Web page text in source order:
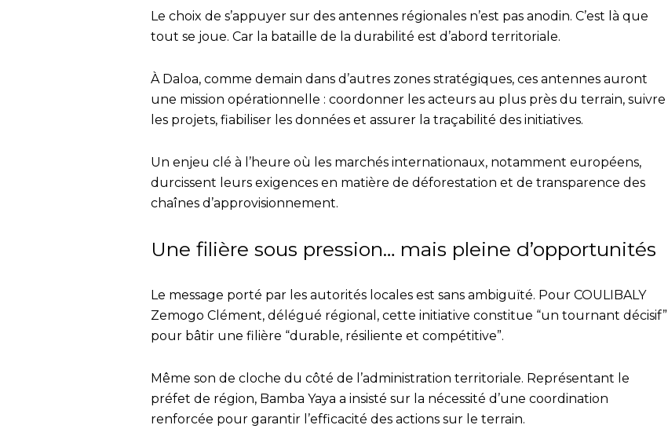
Le choix de s’appuyer sur des antennes régionales n’est pas anodin. C’est là que
tout se joue. Car la bataille de la durabilité est d’abord territoriale.
À Daloa, comme demain dans d’autres zones stratégiques, ces antennes auront
une mission opérationnelle : coordonner les acteurs au plus près du terrain, suivre
les projets, fiabiliser les données et assurer la traçabilité des initiatives.
Un enjeu clé à l’heure où les marchés internationaux, notamment européens,
durcissent leurs exigences en matière de déforestation et de transparence des
chaînes d’approvisionnement.
Une filière sous pression… mais pleine d’opportunités
Le message porté par les autorités locales est sans ambiguïté. Pour COULIBALY
Zemogo Clément, délégué régional, cette initiative constitue “un tournant décisif”
pour bâtir une filière “durable, résiliente et compétitive”.
Même son de cloche du côté de l’administration territoriale. Représentant le
préfet de région, Bamba Yaya a insisté sur la nécessité d’une coordination
renforcée pour garantir l’efficacité des actions sur le terrain.